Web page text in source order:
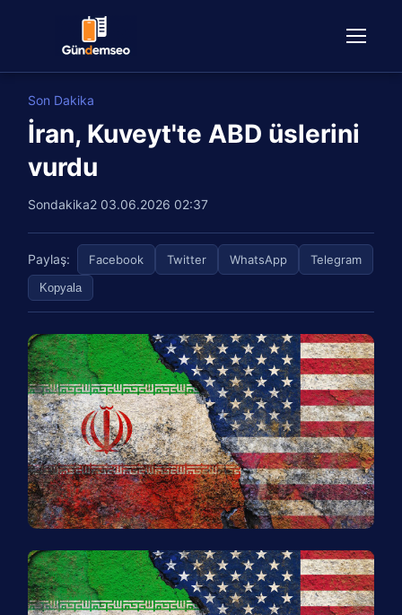
Son Dakika
İran, Kuveyt'te ABD üslerini
vurdu
Sondakika2 03.06.2026 02:37
Paylaş: Facebook Twitter WhatsApp Telegram
Kopyala